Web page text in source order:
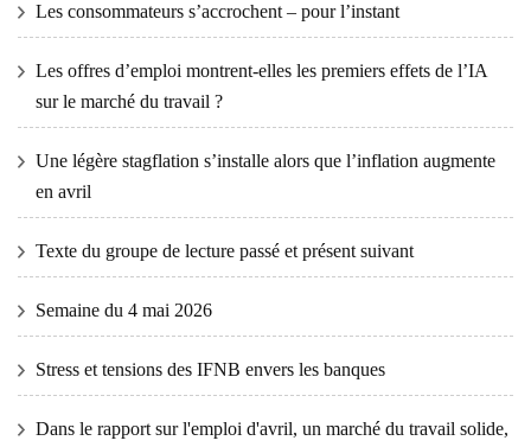
Les consommateurs s’accrochent – ​​pour l’instant
Les offres d’emploi montrent-elles les premiers effets de l’IA
sur le marché du travail ?
Une légère stagflation s’installe alors que l’inflation augmente
en avril
Texte du groupe de lecture passé et présent suivant
Semaine du 4 mai 2026
Stress et tensions des IFNB envers les banques
Dans le rapport sur l'emploi d'avril, un marché du travail solide,